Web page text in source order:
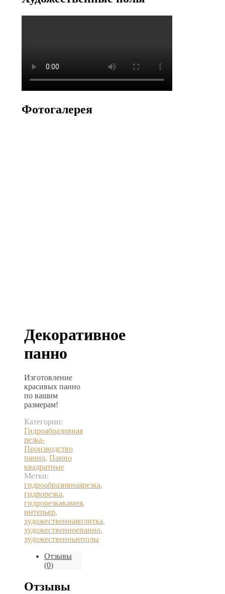
Фотогалерея
Декоративное
панно
Изготовление
красивых панно
по вашим
размерам!
Категории:
Гидроабразивная
резка-
Производство
панно, Панно
квадратные
Метки:
гидроабразивнаярезка,
гидрорезка,
гидрорезкакамня,
интерьер,
художественнаяплитка,
художественноепанно,
художественныеполы
Отзывы
(0)
Отзывы